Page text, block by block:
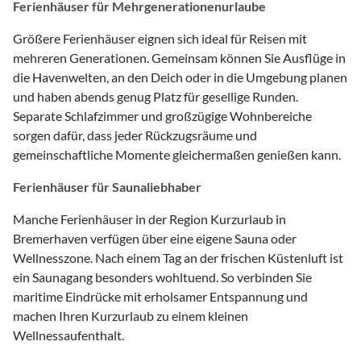
Ferienhäuser für Mehrgenerationenurlaube
Größere Ferienhäuser eignen sich ideal für Reisen mit
mehreren Generationen. Gemeinsam können Sie Ausflüge in
die Havenwelten, an den Deich oder in die Umgebung planen
und haben abends genug Platz für gesellige Runden.
Separate Schlafzimmer und großzügige Wohnbereiche
sorgen dafür, dass jeder Rückzugsräume und
gemeinschaftliche Momente gleichermaßen genießen kann.
Ferienhäuser für Saunaliebhaber
Manche Ferienhäuser in der Region Kurzurlaub in
Bremerhaven verfügen über eine eigene Sauna oder
Wellnesszone. Nach einem Tag an der frischen Küstenluft ist
ein Saunagang besonders wohltuend. So verbinden Sie
maritime Eindrücke mit erholsamer Entspannung und
machen Ihren Kurzurlaub zu einem kleinen
Wellnessaufenthalt.